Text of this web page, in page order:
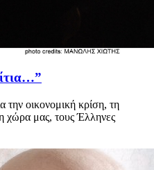
οικονομική κρίση, τη
χώρα μας, τους Έλληνες